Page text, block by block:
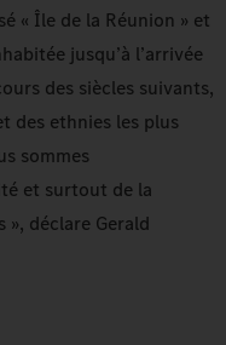
« Île de la Réunion » et
jusqu’à l’arrivée
des siècles suivants,
des ethnies les plus
sommes
et surtout de la
déclare Gerald